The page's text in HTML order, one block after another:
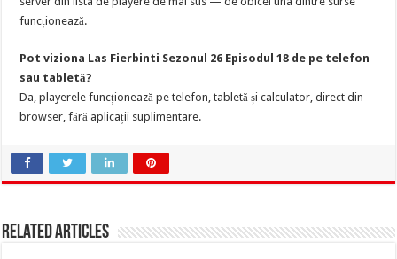
funcționează.
Pot viziona Las Fierbinti Sezonul 26 Episodul 18 de pe telefon
sau tabletă?
Da, playerele funcționează pe telefon, tabletă și calculator, direct din
browser, fără aplicații suplimentare.
Related Articles